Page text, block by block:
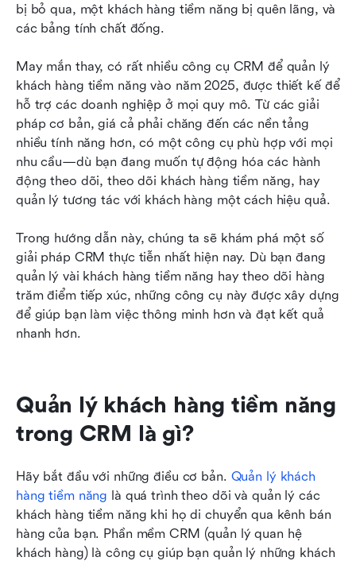
bị bỏ qua, một khách hàng tiềm năng bị quên lãng, và
các bảng tính chất đống.
May mắn thay, có rất nhiều công cụ CRM để quản lý
khách hàng tiềm năng vào năm 2025, được thiết kế để
hỗ trợ các doanh nghiệp ở mọi quy mô. Từ các giải
pháp cơ bản, giá cả phải chăng đến các nền tảng
nhiều tính năng hơn, có một công cụ phù hợp với mọi
nhu cầu—dù bạn đang muốn tự động hóa các hành
động theo dõi, theo dõi khách hàng tiềm năng, hay
quản lý tương tác với khách hàng một cách hiệu quả.
Trong hướng dẫn này, chúng ta sẽ khám phá một số
giải pháp CRM thực tiễn nhất hiện nay. Dù bạn đang
quản lý vài khách hàng tiềm năng hay theo dõi hàng
trăm điểm tiếp xúc, những công cụ này được xây dựng
để giúp bạn làm việc thông minh hơn và đạt kết quả
nhanh hơn.
Quản lý khách hàng tiềm năng
trong CRM là gì?
Hãy bắt đầu với những điều cơ bản. Quản lý khách
hàng tiềm năng là quá trình theo dõi và quản lý các
khách hàng tiềm năng khi họ di chuyển qua kênh bán
hàng của bạn. Phần mềm CRM (quản lý quan hệ
khách hàng) là công cụ giúp bạn quản lý những khách
Chọn CRM phù hợp cho quản lý khách hàng
tiềm năng như thế nào
Những suy nghĩ cuối cùng
Những câu hỏi thường gặp